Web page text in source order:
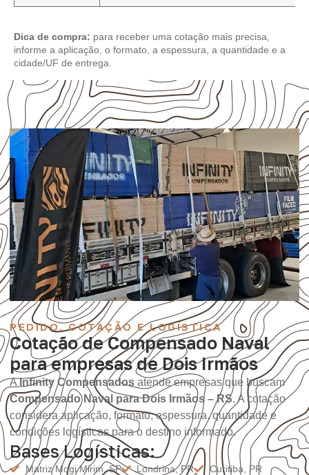
Dica de compra: para receber uma cotação mais precisa,
informe a aplicação, o formato, a espessura, a quantidade e a
cidade/UF de entrega.
PEDIDO, COTAÇÃO E LOGÍSTICA
Cotação de Compensado Naval
para empresas de Dois Irmãos
AInfinity Compensados atende empresas que buscam
Compensado Naval para Dois Irmãos – RS. A cotação
considera aplicação, formato, espessura, quantidade e
condições logísticas para o destino informado.
Bases Logísticas:
Matriz Mogi Mirim, SP Londrina, PR
Curitiba, PR